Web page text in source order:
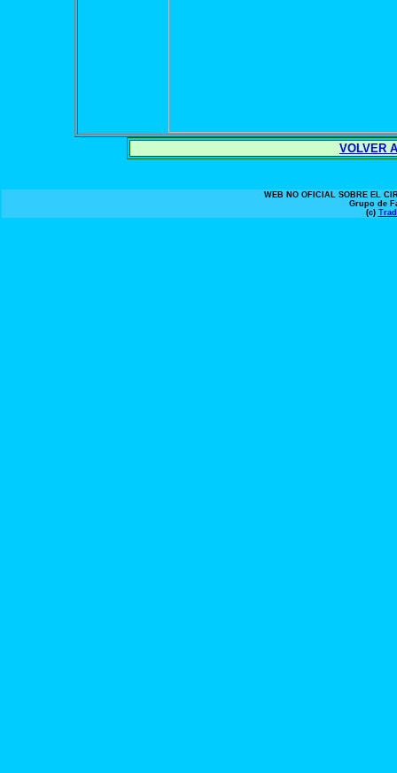
VOLVER
WEB NO OFICIAL SOBRE EL
Grupo de
(c)